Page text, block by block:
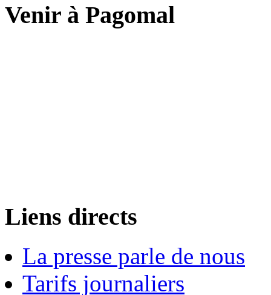
Venir à Pagomal
Liens directs
La presse parle de nous
Tarifs journaliers